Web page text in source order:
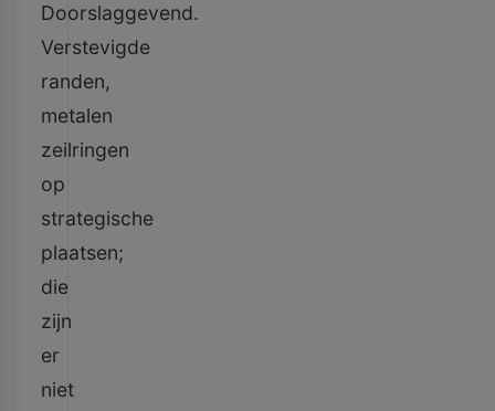
Doorslaggevend.
Verstevigde
randen,
metalen
zeilringen
op
strategische
plaatsen;
die
zijn
er
niet